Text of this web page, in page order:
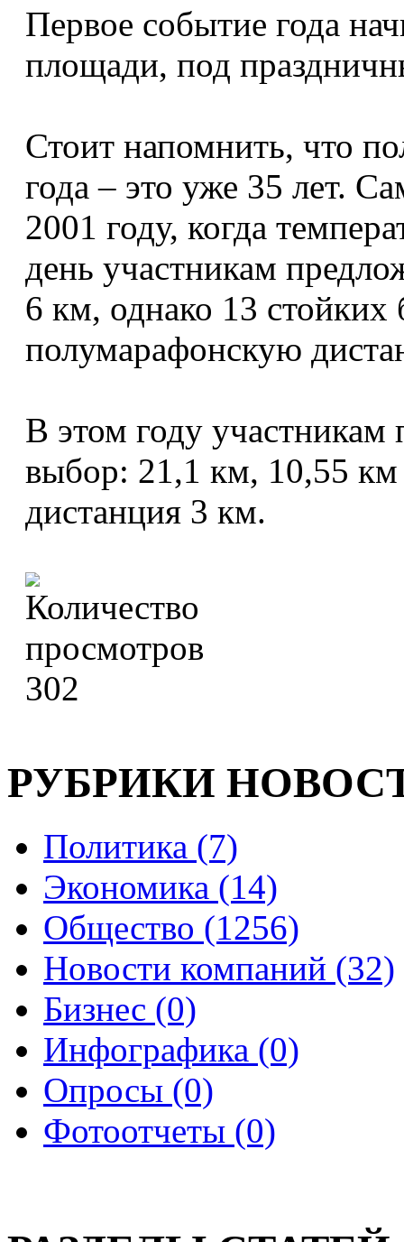
Первое событие года
площади, под
Стоит напомнить, что
года – это уже 35 лет.
2001 году, когда
день участникам
6 км, однако 13 стойких
полумарафонскую
В этом году
выбор: 21,1 км, 10,55 км
дистанция 3 км.
302
РУБРИКИ
Политика (7)
Экономика (14)
Общество (1256)
Новости компаний (32)
Бизнес (0)
Инфографика (0)
Опросы (0)
Фотоотчеты (0)